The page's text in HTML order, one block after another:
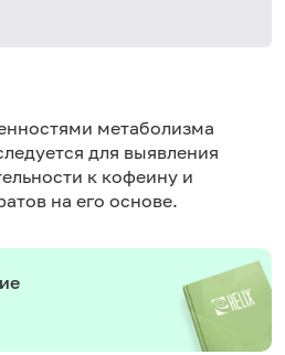
метаболизма
для выявления
к кофеину и
на его основе.